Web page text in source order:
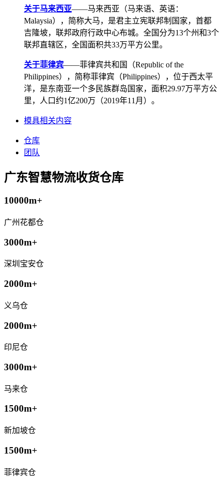
关于马来西亚——马来西亚（马来语、英语：
Malaysia），简称大马，是君主立宪联邦制国家，首都
吉隆坡，联邦政府行政中心布城。全国分为13个州和3个
联邦直辖区，全国面积共33万平方公里。
关于菲律宾——菲律宾共和国（Republic of the
Philippines），简称菲律宾（Philippines），位于西太平
洋，是东南亚一个多民族群岛国家，面积29.97万平方公
里，人口约1亿200万（2019年11月）。
模具相关内容
仓库
团队
广东智慧物流收货仓库
10000m+
广州花都仓
3000m+
深圳宝安仓
2000m+
义乌仓
2000m+
印尼仓
3000m+
马来仓
1500m+
新加坡仓
1500m+
菲律宾仓